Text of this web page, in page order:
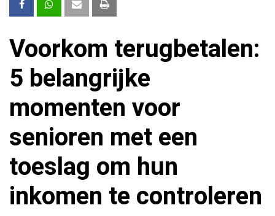
Voorkom terugbetalen:
5 belangrijke
momenten voor
senioren met een
toeslag om hun
inkomen te controleren